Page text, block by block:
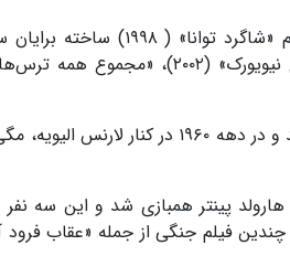
برن همچنین در فیلم‌هایی چون «شجاع‌دل» (۱۹۹۵) ساخته مل گیبسون و فیلم
به گزارش هالیوود ریپورتر، مایکل برن در ۷ نوامبر ۱۹۴۳ در شمال لندن به دنیا آمد و در
هارولد پینتر همبازی شد و این سه
۱۹۷۰ همچنین شاهد حضور او در چندین فیلم جنگی از جمله